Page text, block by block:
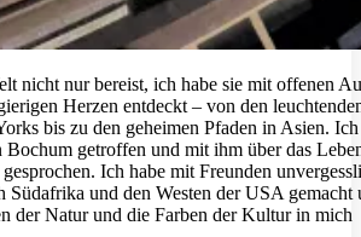
nicht nur bereist, ich habe sie mit offenen
Herzen entdeckt – von den
bis zu den geheimen Pfaden in Asien. Ich
Bochum getroffen und mit ihm über das
Ich habe mit Freunden
Südafrika und den Westen der USA gemacht
der Natur und die Farben der Kultur in mich